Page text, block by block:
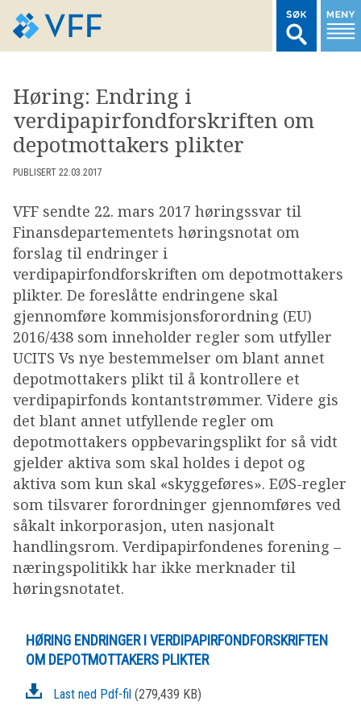
LOGG INN MEDLEMSNETT
MARKEDSSTATISTIKK
FONDSDATA
BRANSJENORMER
AKTUELT
OM VFF
DEN LILLE FONDSHÅNDBOKEN
IN ENGLISH
Høring: Endring i
verdipapirfondforskriften om
depotmottakers plikter
PUBLISERT 22.03.2017
VFF sendte 22. mars 2017 høringssvar til
Finansdepartementets høringsnotat om
forslag til endringer i
verdipapirfondforskriften om depotmottakers
plikter. De foreslåtte endringene skal
gjennomføre kommisjonsforordning (EU)
2016/438 som inneholder regler som utfyller
UCITS Vs nye bestemmelser om blant annet
depotmottakers plikt til å kontrollere et
verdipapirfonds kontantstrømmer. Videre gis
det blant annet utfyllende regler om
depotmottakers oppbevaringsplikt for så vidt
gjelder aktiva som skal holdes i depot og
aktiva som kun skal «skyggeføres». EØS-regler
som tilsvarer forordninger gjennomføres ved
såkalt inkorporasjon, uten nasjonalt
handlingsrom. Verdipapirfondenes forening –
næringspolitikk har ikke merknader til
høringsnotatet.
HØRING ENDRINGER I VERDIPAPIRFONDFORSKRIFTEN
OM DEPOTMOTTAKERS PLIKTER
Last ned Pdf-fil (279,439 KB)